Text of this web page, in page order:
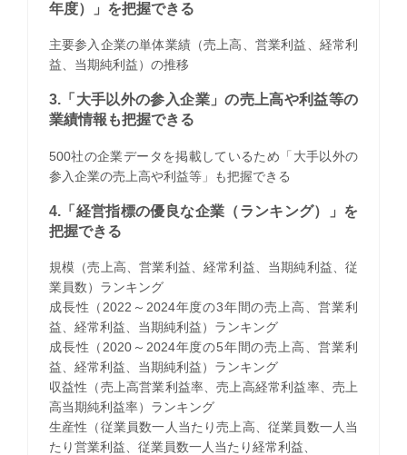
年度）」を把握できる
主要参入企業の単体業績（売上高、営業利益、経常利
益、当期純利益）の推移
3.「大手以外の参入企業」の売上高や利益等の
業績情報も把握できる
500社の企業データを掲載しているため「大手以外の
参入企業の売上高や利益等」も把握できる
4.「経営指標の優良な企業（ランキング）」を
把握できる
規模（売上高、営業利益、経常利益、当期純利益、従
業員数）ランキング
成長性（2022～2024年度の3年間の売上高、営業利
益、経常利益、当期純利益）ランキング
成長性（2020～2024年度の5年間の売上高、営業利
益、経常利益、当期純利益）ランキング
収益性（売上高営業利益率、売上高経常利益率、売上
高当期純利益率）ランキング
生産性（従業員数一人当たり売上高、従業員数一人当
たり営業利益、従業員数一人当たり経常利益、